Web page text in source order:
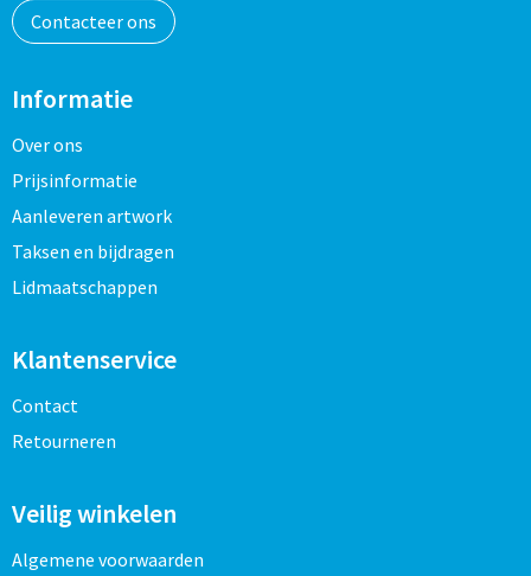
Contacteer ons
Informatie
Over ons
Prijsinformatie
Aanleveren artwork
Taksen en bijdragen
Lidmaatschappen
Klantenservice
Contact
Retourneren
Veilig winkelen
Algemene voorwaarden